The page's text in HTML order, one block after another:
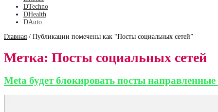
DTechno
DHealth
DAuto
Главная / Публикации помечены как “Посты социальных сетей”
Метка: Посты социальных сетей
Meta будет блокировать посты